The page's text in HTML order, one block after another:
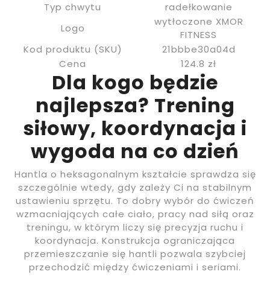
Typ chwytu
radełkowanie
Logo
wytłoczone XMOR
FITNESS
Kod produktu (SKU)
21bbbe30a04d
Cena
124.8 zł
Dla kogo będzie
najlepsza? Trening
siłowy, koordynacja i
wygoda na co dzień
Hantla o heksagonalnym kształcie sprawdza się
szczególnie wtedy, gdy zależy Ci na stabilnym
ustawieniu sprzętu. To dobry wybór do ćwiczeń
wzmacniających całe ciało, pracy nad siłą oraz
treningu, w którym liczy się precyzja ruchu i
koordynacja. Konstrukcja ograniczająca
przemieszczanie się hantli pozwala szybciej
przechodzić między ćwiczeniami i seriami.